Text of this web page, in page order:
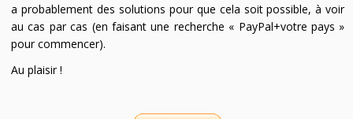
a probablement des solutions pour que cela soit possible, à voir
au cas par cas (en faisant une recherche « PayPal+votre pays »
pour commencer).
Au plaisir !